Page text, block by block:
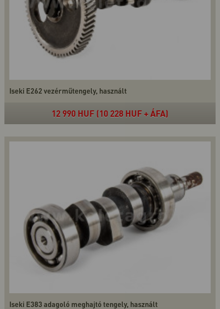
Iseki E262 vezérműtengely, használt
12 990 HUF (10 228 HUF + ÁFA)
Iseki E383 adagoló meghajtó tengely, használt